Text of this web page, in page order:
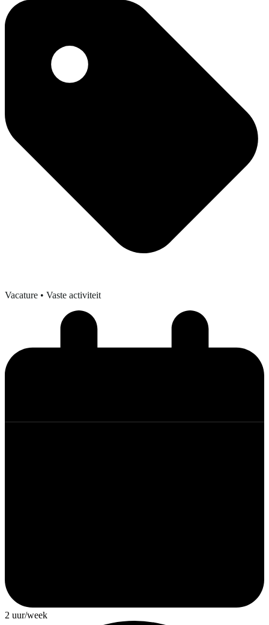
Vacature • Vaste activiteit
2 uur/week